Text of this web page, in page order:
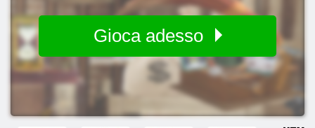
Gioca adesso